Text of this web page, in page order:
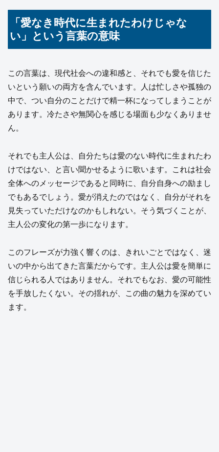
「愛なき時代に生まれたわけじゃな
い」という言葉の意味
この言葉は、現代社会への違和感と、それでも愛を信じた
いという願いの両方を含んでいます。人は忙しさや孤独の
中で、つい自分のことだけで精一杯になってしまうことが
あります。冷たさや無関心を感じる場面も少なくありませ
ん。
それでも主人公は、自分たちは愛のない時代に生まれたわ
けではない、と言い聞かせるように歌います。これは社会
全体へのメッセージであると同時に、自分自身への励まし
でもあるでしょう。愛が消えたのではなく、自分がそれを
見失っていただけなのかもしれない。そう気づくことが、
主人公の変化の第一歩になります。
このフレーズが力強く響くのは、きれいごとではなく、迷
いの中から出てきた言葉だからです。主人公は愛を簡単に
信じられる人ではありません。それでもなお、愛の可能性
を手放したくない。その揺れが、この曲の魅力を深めてい
ます。